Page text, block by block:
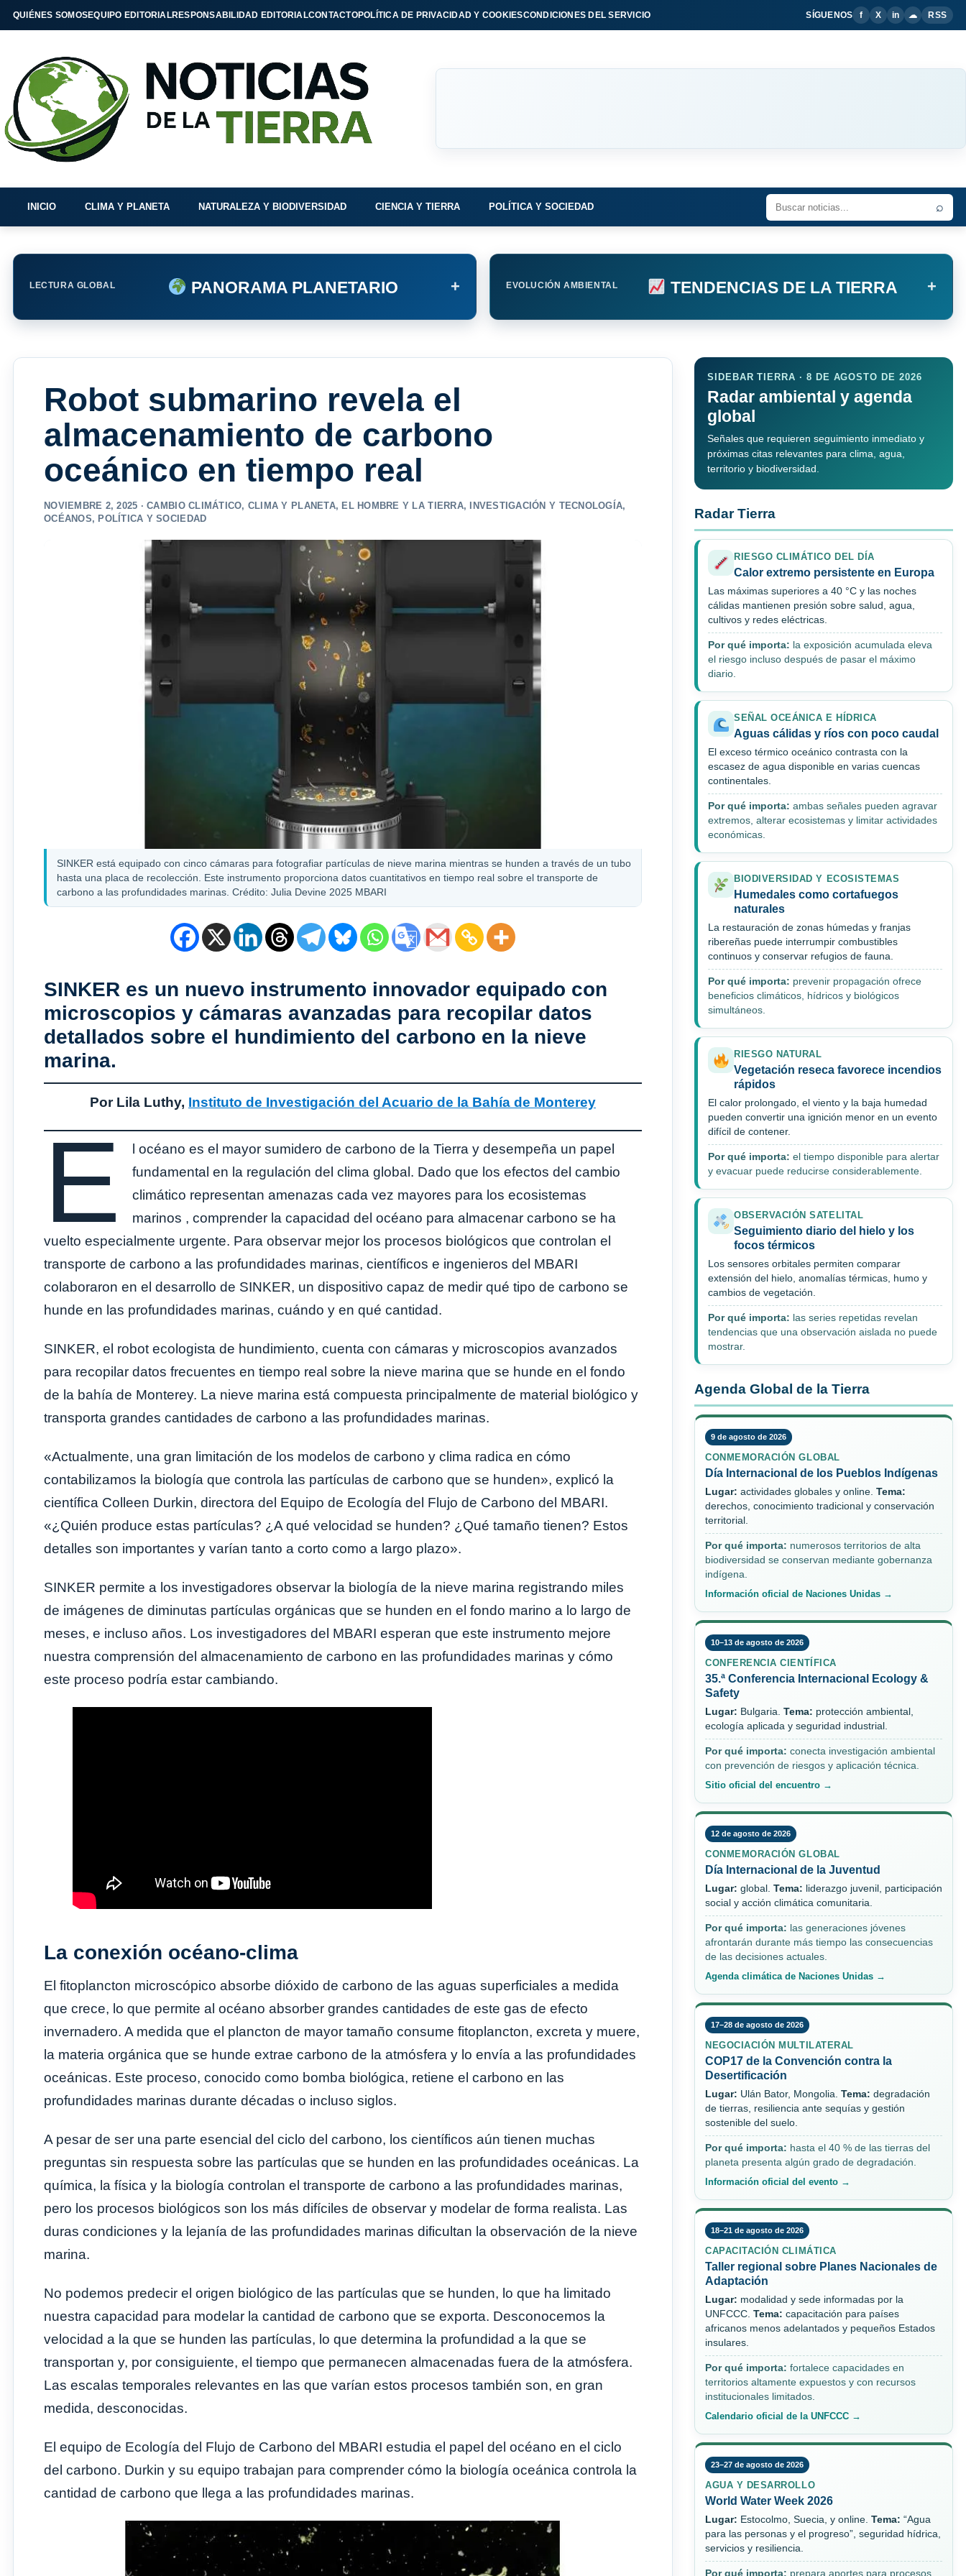
QUIÉNES SOMOSEQUIPO EDITORIALRESPONSABILIDAD EDITORIALCONTACTOPOLÍTICA DE PRIVACIDAD Y COOKIESCONDICIONES DEL SERVICIO SÍGUENOS f X in ☁ RSS
INICIO CLIMA Y PLANETA NATURALEZA Y BIODIVERSIDAD CIENCIA Y TIERRA POLÍTICA Y SOCIEDAD ⌕
LECTURA GLOBAL PANORAMA PLANETARIO + EVOLUCIÓN AMBIENTAL TENDENCIAS DE LA TIERRA +
Robot submarino revela el
almacenamiento de carbono
oceánico en tiempo real
NOVIEMBRE 2, 2025 ·CAMBIO CLIMÁTICO, CLIMA Y PLANETA, EL HOMBRE Y LA TIERRA, INVESTIGACIÓN Y TECNOLOGÍA,
OCÉANOS, POLÍTICA Y SOCIEDAD
SINKER está equipado con cinco cámaras para fotografiar partículas de nieve marina mientras se hunden a través de un tubo
hasta una placa de recolección. Este instrumento proporciona datos cuantitativos en tiempo real sobre el transporte de
carbono a las profundidades marinas. Crédito: Julia Devine 2025 MBARI
SINKER es un nuevo instrumento innovador equipado con
microscopios y cámaras avanzadas para recopilar datos
detallados sobre el hundimiento del carbono en la nieve
marina.
Por Lila Luthy, Instituto de Investigación del Acuario de la Bahía de Monterey
E
l océano es el mayor sumidero de carbono de la Tierra y desempeña un papel
fundamental en la regulación del clima global. Dado que los efectos del cambio
climático representan amenazas cada vez mayores para los ecosistemas
marinos , comprender la capacidad del océano para almacenar carbono se ha
vuelto especialmente urgente. Para observar mejor los procesos biológicos que controlan el
transporte de carbono a las profundidades marinas, científicos e ingenieros del MBARI
colaboraron en el desarrollo de SINKER, un dispositivo capaz de medir qué tipo de carbono se
hunde en las profundidades marinas, cuándo y en qué cantidad.
SINKER, el robot ecologista de hundimiento, cuenta con cámaras y microscopios avanzados
para recopilar datos frecuentes en tiempo real sobre la nieve marina que se hunde en el fondo
de la bahía de Monterey. La nieve marina está compuesta principalmente de material biológico y
transporta grandes cantidades de carbono a las profundidades marinas.
«Actualmente, una gran limitación de los modelos de carbono y clima radica en cómo
contabilizamos la biología que controla las partículas de carbono que se hunden», explicó la
científica Colleen Durkin, directora del Equipo de Ecología del Flujo de Carbono del MBARI.
«¿Quién produce estas partículas? ¿A qué velocidad se hunden? ¿Qué tamaño tienen? Estos
detalles son importantes y varían tanto a corto como a largo plazo».
SINKER permite a los investigadores observar la biología de la nieve marina registrando miles
de imágenes de diminutas partículas orgánicas que se hunden en el fondo marino a lo largo de
meses, e incluso años. Los investigadores del MBARI esperan que este instrumento mejore
nuestra comprensión del almacenamiento de carbono en las profundidades marinas y cómo
este proceso podría estar cambiando.
La conexión océano-clima
El fitoplancton microscópico absorbe dióxido de carbono de las aguas superficiales a medida
que crece, lo que permite al océano absorber grandes cantidades de este gas de efecto
invernadero. A medida que el plancton de mayor tamaño consume fitoplancton, excreta y muere,
la materia orgánica que se hunde extrae carbono de la atmósfera y lo envía a las profundidades
oceánicas. Este proceso, conocido como bomba biológica, retiene el carbono en las
profundidades marinas durante décadas o incluso siglos.
A pesar de ser una parte esencial del ciclo del carbono, los científicos aún tienen muchas
preguntas sin respuesta sobre las partículas que se hunden en las profundidades oceánicas. La
química, la física y la biología controlan el transporte de carbono a las profundidades marinas,
pero los procesos biológicos son los más difíciles de observar y modelar de forma realista. Las
duras condiciones y la lejanía de las profundidades marinas dificultan la observación de la nieve
marina.
No podemos predecir el origen biológico de las partículas que se hunden, lo que ha limitado
nuestra capacidad para modelar la cantidad de carbono que se exporta. Desconocemos la
velocidad a la que se hunden las partículas, lo que determina la profundidad a la que se
transportan y, por consiguiente, el tiempo que permanecen almacenadas fuera de la atmósfera.
Las escalas temporales relevantes en las que varían estos procesos también son, en gran
medida, desconocidas.
El equipo de Ecología del Flujo de Carbono del MBARI estudia el papel del océano en el ciclo
del carbono. Durkin y su equipo trabajan para comprender cómo la biología oceánica controla la
cantidad de carbono que llega a las profundidades marinas.
SIDEBAR TIERRA · 8 DE AGOSTO DE 2026
Radar ambiental y agenda
global
Señales que requieren seguimiento inmediato y
próximas citas relevantes para clima, agua,
territorio y biodiversidad.
Radar Tierra
RIESGO CLIMÁTICO DEL DÍA
Calor extremo persistente en Europa
Las máximas superiores a 40 °C y las noches
cálidas mantienen presión sobre salud, agua,
cultivos y redes eléctricas.
Por qué importa: la exposición acumulada eleva
el riesgo incluso después de pasar el máximo
diario.
SEÑAL OCEÁNICA E HÍDRICA
Aguas cálidas y ríos con poco caudal
El exceso térmico oceánico contrasta con la
escasez de agua disponible en varias cuencas
continentales.
Por qué importa: ambas señales pueden agravar
extremos, alterar ecosistemas y limitar actividades
económicas.
BIODIVERSIDAD Y ECOSISTEMAS
Humedales como cortafuegos
naturales
La restauración de zonas húmedas y franjas
ribereñas puede interrumpir combustibles
continuos y conservar refugios de fauna.
Por qué importa: prevenir propagación ofrece
beneficios climáticos, hídricos y biológicos
simultáneos.
RIESGO NATURAL
Vegetación reseca favorece incendios
rápidos
El calor prolongado, el viento y la baja humedad
pueden convertir una ignición menor en un evento
difícil de contener.
Por qué importa: el tiempo disponible para alertar
y evacuar puede reducirse considerablemente.
OBSERVACIÓN SATELITAL
Seguimiento diario del hielo y los
focos térmicos
Los sensores orbitales permiten comparar
extensión del hielo, anomalías térmicas, humo y
cambios de vegetación.
Por qué importa: las series repetidas revelan
tendencias que una observación aislada no puede
mostrar.
Agenda Global de la Tierra
9 de agosto de 2026
CONMEMORACIÓN GLOBAL
Día Internacional de los Pueblos Indígenas
Lugar: actividades globales y online. Tema:
derechos, conocimiento tradicional y conservación
territorial.
Por qué importa: numerosos territorios de alta
biodiversidad se conservan mediante gobernanza
indígena.
Información oficial de Naciones Unidas →
10–13 de agosto de 2026
CONFERENCIA CIENTÍFICA
35.ª Conferencia Internacional Ecology &
Safety
Lugar: Bulgaria. Tema: protección ambiental,
ecología aplicada y seguridad industrial.
Por qué importa: conecta investigación ambiental
con prevención de riesgos y aplicación técnica.
Sitio oficial del encuentro →
12 de agosto de 2026
CONMEMORACIÓN GLOBAL
Día Internacional de la Juventud
Lugar: global. Tema: liderazgo juvenil, participación
social y acción climática comunitaria.
Por qué importa: las generaciones jóvenes
afrontarán durante más tiempo las consecuencias
de las decisiones actuales.
Agenda climática de Naciones Unidas →
17–28 de agosto de 2026
NEGOCIACIÓN MULTILATERAL
COP17 de la Convención contra la
Desertificación
Lugar: Ulán Bator, Mongolia. Tema: degradación
de tierras, resiliencia ante sequías y gestión
sostenible del suelo.
Por qué importa: hasta el 40 % de las tierras del
planeta presenta algún grado de degradación.
Información oficial del evento →
18–21 de agosto de 2026
CAPACITACIÓN CLIMÁTICA
Taller regional sobre Planes Nacionales de
Adaptación
Lugar: modalidad y sede informadas por la
UNFCCC. Tema: capacitación para países
africanos menos adelantados y pequeños Estados
insulares.
Por qué importa: fortalece capacidades en
territorios altamente expuestos y con recursos
institucionales limitados.
Calendario oficial de la UNFCCC →
23–27 de agosto de 2026
AGUA Y DESARROLLO
World Water Week 2026
Lugar: Estocolmo, Suecia, y online. Tema: “Agua
para las personas y el progreso”, seguridad hídrica,
servicios y resiliencia.
Por qué importa: prepara aportes para procesos